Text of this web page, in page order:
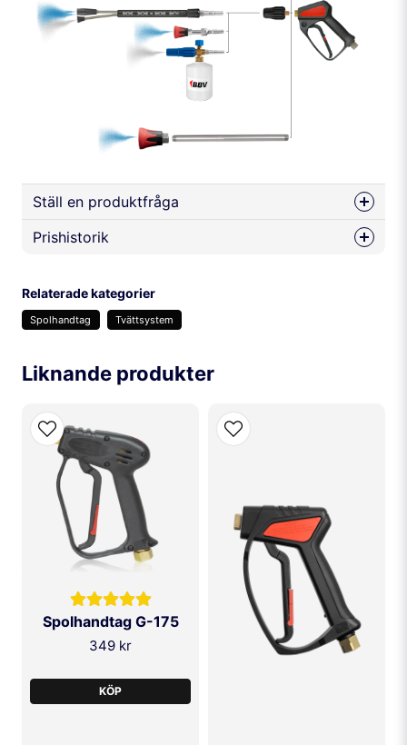
Ställ en produktfråga
question
email
Mejladress
Ja, ni får publicera min fråga
Prishistorik
Relaterade kategorier
Spolhandtag Tvättsystem
Liknande produkter
Spolhandtag G-175
349 kr
KÖP